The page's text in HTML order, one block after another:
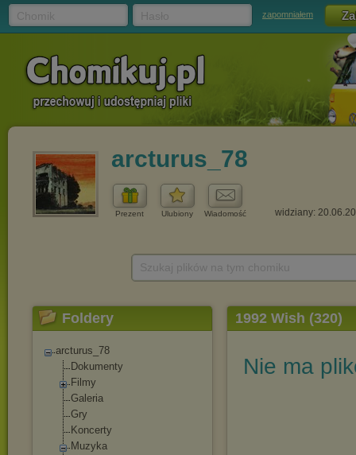
zapomniałem
arcturus_78
Prezent Ulubiony Wiadomość widziany:
Foldery
arcturus_78
Dokumenty
Filmy
Galeria
Gry
Koncerty
Muzyka
1992 Wish (320)
Nie ma